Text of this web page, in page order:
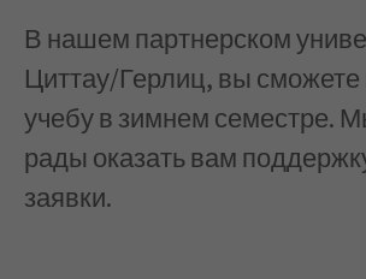
В нашем партнерском
Циттау/Герлиц, вы сможете
учебу в зимнем семестре.
рады оказать вам
заявки.